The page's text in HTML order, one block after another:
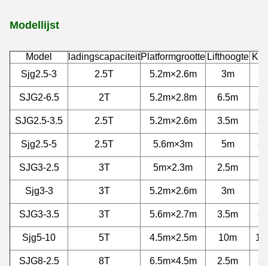
Modellijst
Model ladingscapaciteitPlatformgrootte Lifthoogte
Sjg2.5-3
2.5T 5.2m×2.6m 3m
SJG2-6.5 2T 5.2m×2.8m 6.5m
SJG2.5-3.5 2.5T 5.2m×2.6m 3.5m
Sjg2.5-5 2.5T 5.6m×3m 5m
SJG3-2.5 3T 5m×2.3m 2.5m
Sjg3-3 3T 5.2m×2.6m 3m
SJG3-3.5 3T 5.6m×2.7m 3.5m
Sjg5-10 5T 4.5m×2.5m 10m
SJG8-2.5 8T 6.5m×4.5m 2.5m